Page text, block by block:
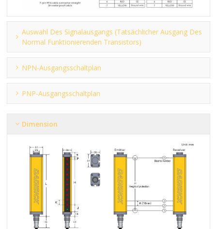
Auswahl Des Signalausgangs (tatsächlicher Ausgang Des
Normal Funktionierenden Transistors)
NPN-Ausgangsschaltplan
PNP-Ausgangsschaltplan
Dimension